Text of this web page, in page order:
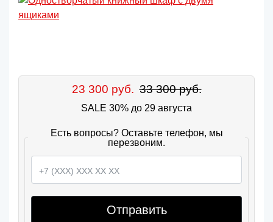
23 300 руб. 33 300 руб.
SALE 30% до 29 августа
Есть вопросы? Оставьте телефон, мы
перезвоним.
Отправить